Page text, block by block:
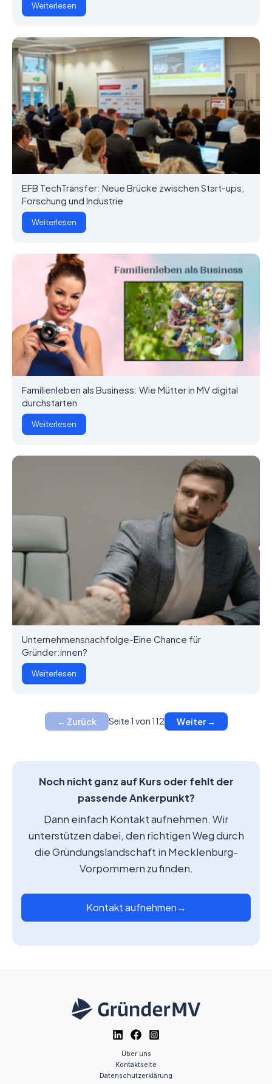
Weiterlesen
EFB TechTransfer: Neue Brücke zwischen Start-ups,
Forschung und Industrie
Weiterlesen
Familienleben als Business: Wie Mütter in MV digital
durchstarten
Weiterlesen
Unternehmensnachfolge-Eine Chance für
Gründer:innen?
Weiterlesen
← Zurück Seite 1 von 112 Weiter →
Noch nicht ganz auf Kurs oder fehlt der
passende Ankerpunkt?
Dann einfach Kontakt aufnehmen. Wir
unterstützen dabei, den richtigen Weg durch
die Gründungslandschaft in Mecklenburg-
Vorpommern zu finden.
Kontakt aufnehmen→
Über uns
Kontaktseite
Datenschutzerklärung